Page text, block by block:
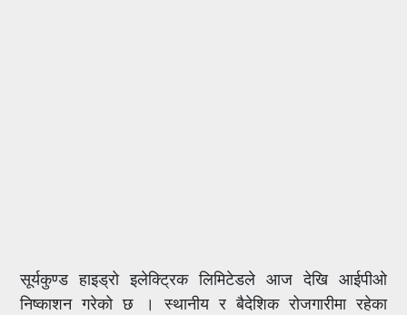
सूर्यकुण्ड हाइड्रो इलेक्ट्रिक लिमिटेडले आज देखि आईपीओ
निष्काशन गरेको छ । स्थानीय र बैदेशिक रोजगारीमा रहेका